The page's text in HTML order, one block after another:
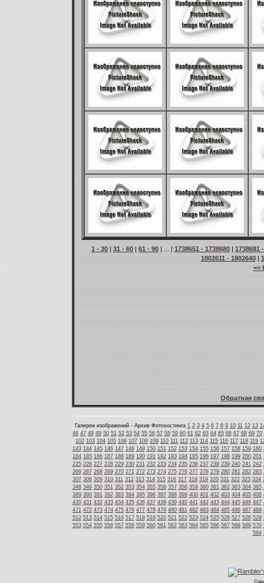
1 - 30 | 31 - 60 | 61 - 90 | ... | 1738651 - 1738680 | 1738681
1802611 - 1802640|
<<
Обратная
Галереи изображений - Архив Фотохостинга 1 2 3 4 5 6 7 8 9 10 11 12 13
46 47 48 49 50 51 52 53 54 55 56 57 58 59 60 61 62 63 64 65 66 67 68 69 70
102 103 104 105 106 107 108 109 110 111 112 113 114 115 116 117 118 119
143 144 145 146 147 148 149 150 151 152 153 154 155 156 157 158 159 160
184 185 186 187 188 189 190 191 192 193 194 195 196 197 198 199 200 201
225 226 227 228 229 230 231 232 233 234 235 236 237 238 239 240 241 242
266 267 268 269 270 271 272 273 274 275 276 277 278 279 280 281 282 283
307 308 309 310 311 312 313 314 315 316 317 318 319 320 321 322 323 324
348 349 350 351 352 353 354 355 356 357 358 359 360 361 362 363 364 365
389 390 391 392 393 394 395 396 397 398 399 400 401 402 403 404 405 406
430 431 432 433 434 435 436 437 438 439 440 441 442 443 444 445 446 447
471 472 473 474 475 476 477 478 479 480 481 482 483 484 485 486 487 488
512 513 514 515 516 517 518 519 520 521 522 523 524 525 526 527 528 529
553 554 555 556 557 558 559 560 561 562 563 564 565 566 567 568 569 570
594